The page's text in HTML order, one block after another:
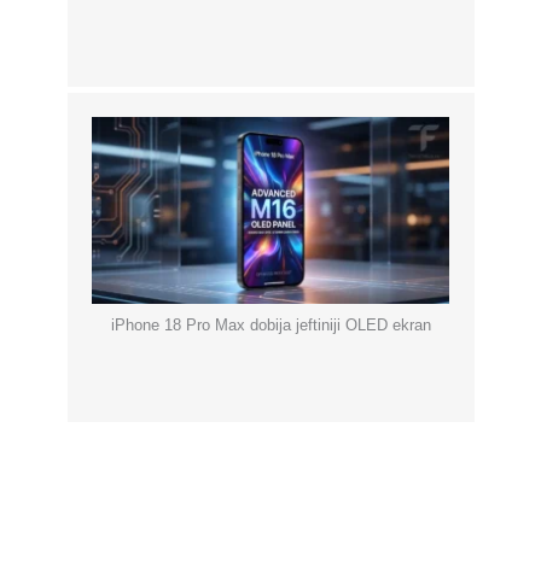
iPhone 18 Pro Max dobija jeftiniji OLED ekran